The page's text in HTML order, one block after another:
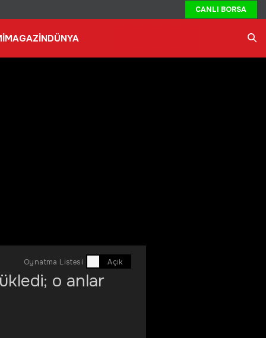
CANLI BORSA
MAGAZİNDÜNYA
Oynatma Listesi
o anlar